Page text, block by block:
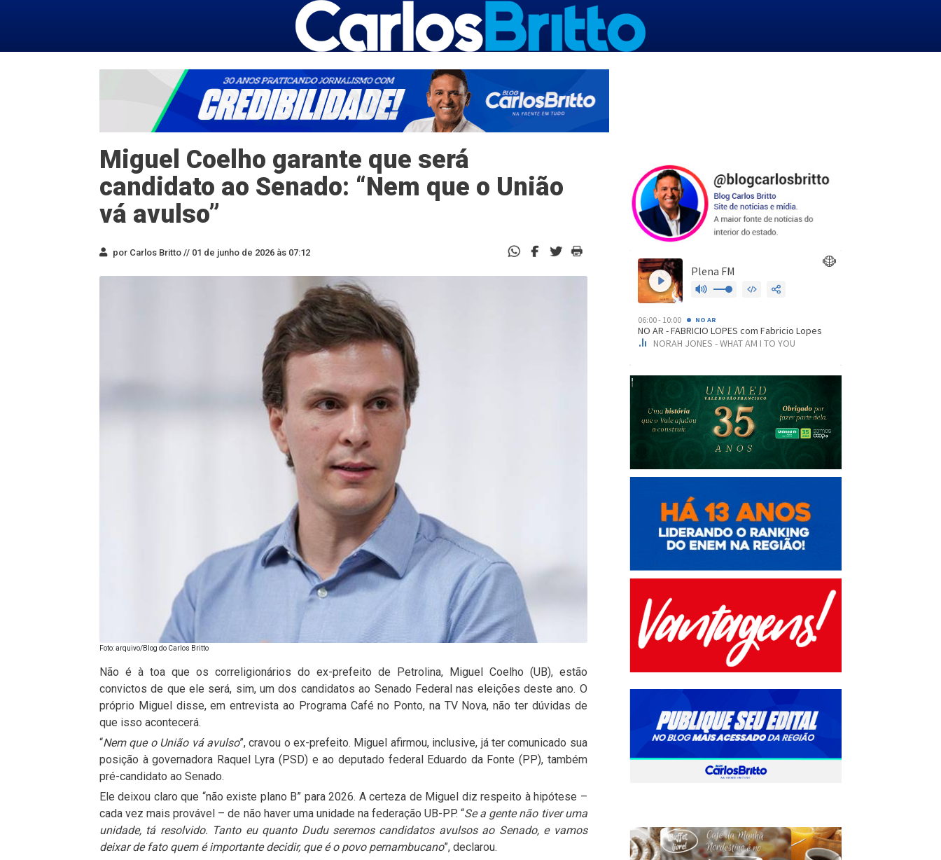
Miguel Coelho garante que será
candidato ao Senado: “Nem que o União
vá avulso”
por Carlos Britto // 01 de junho de 2026 às 07:12
Foto: arquivo/Blog do Carlos Britto
Não é à toa que os correligionários do ex-prefeito de Petrolina, Miguel Coelho (UB), estão
convictos de que ele será, sim, um dos candidatos ao Senado Federal nas eleições deste ano. O
próprio Miguel disse, em entrevista ao Programa Café no Ponto, na TV Nova, não ter dúvidas de
que isso acontecerá.
“Nem que o União vá avulso”, cravou o ex-prefeito. Miguel afirmou, inclusive, já ter comunicado sua
posição à governadora Raquel Lyra (PSD) e ao deputado federal Eduardo da Fonte (PP), também
pré-candidato ao Senado.
Ele deixou claro que “não existe plano B” para 2026. A certeza de Miguel diz respeito à hipótese –
cada vez mais provável – de não haver uma unidade na federação UB-PP. “Se a gente não tiver uma
unidade, tá resolvido. Tanto eu quanto Dudu seremos candidatos avulsos ao Senado, e vamos
deixar de fato quem é importante decidir, que é o povo pernambucano”, declarou.